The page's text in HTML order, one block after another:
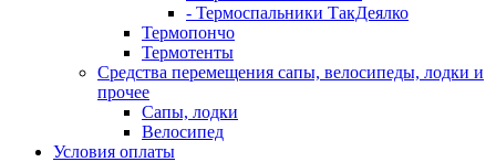
- Термоспальники ТакДеялко
Термопончо
Термотенты
Средства перемещения сапы, велосипеды, лодки и
прочее
Сапы, лодки
Велосипед
Условия оплаты